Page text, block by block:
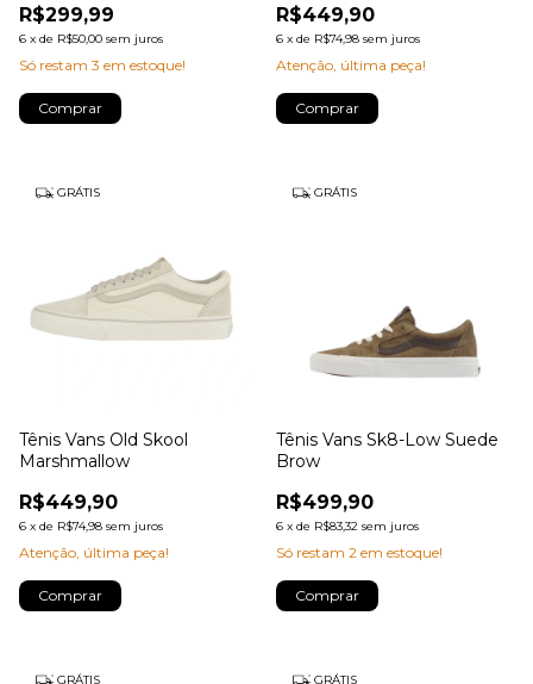
R$299,99
6 x de R$50,00 sem juros
Só restam 3 em estoque!
Comprar
R$449,90
6 x de R$74,98 sem juros
Atenção, última peça!
Comprar
GRÁTIS
Tênis Vans Old Skool
Marshmallow
R$449,90
6 x de R$74,98 sem juros
Atenção, última peça!
Comprar
GRÁTIS
Tênis Vans Sk8-Low Suede
Brow
R$499,90
6 x de R$83,32 sem juros
Só restam 2 em estoque!
Comprar
GRÁTIS GRÁTIS